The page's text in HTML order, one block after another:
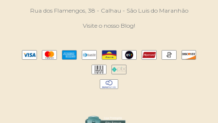
Rua dos Flamengos, 38 - Calhau - São Luis do Maranhão
Visite o nosso Blog!